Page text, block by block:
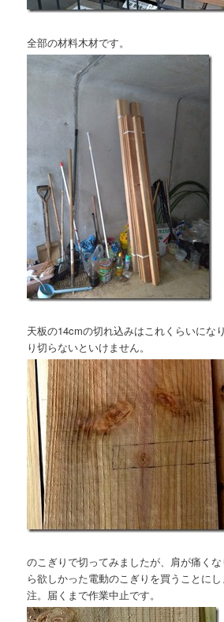
全部の材料木材です。
天板の14cmの切れ込みはこれくらいにな
り切らないといけません。
のこぎりで切ってみましたが、肩が痛く
ら欲しかった電動のこぎりを買うことに
注。届くまで作業中止です。